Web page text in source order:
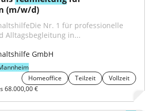
(m/w/d)
Nr. 1 für professionelle
Alltagsbegleitung in...
GmbH
Homeoffice
Teilzeit
Vollzeit
68.000,00 €